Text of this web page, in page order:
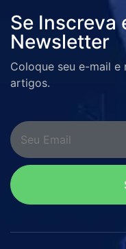
Se Inscreva
Newsletter
Coloque seu e-mail e
artigos.